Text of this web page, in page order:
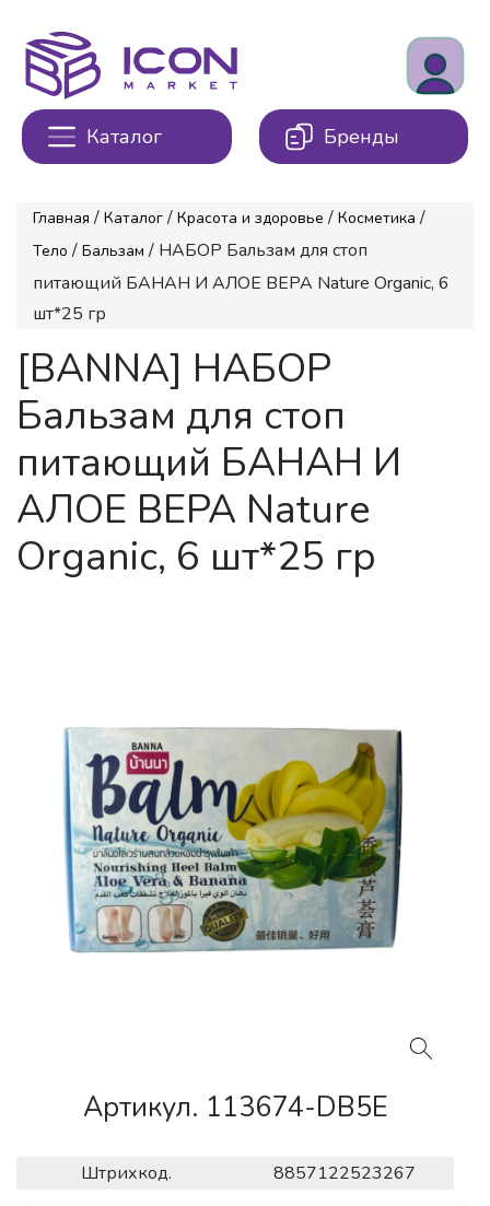
Каталог Бренды
Главная / Каталог / Красота и здоровье / Косметика /
Тело / Бальзам / НАБОР Бальзам для стоп
питающий БАНАН И АЛОЕ ВЕРА Nature Organic, 6
шт*25 гр
[BANNA] НАБОР
Бальзам для стоп
питающий БАНАН И
АЛОЕ ВЕРА Nature
Organic, 6 шт*25 гр
Артикул. 113674-DB5E
Штрихкод. 8857122523267